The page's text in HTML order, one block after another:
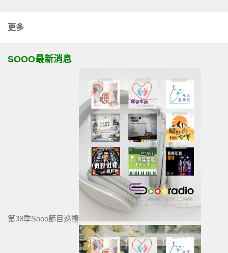
更多
SOOO最新消息
第38季Sooo節目巡禮